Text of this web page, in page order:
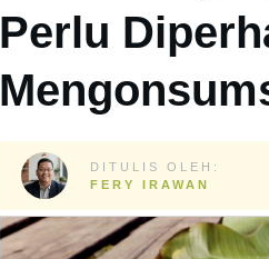
Perlu
DITULIS OLEH:
FERY IRAWAN